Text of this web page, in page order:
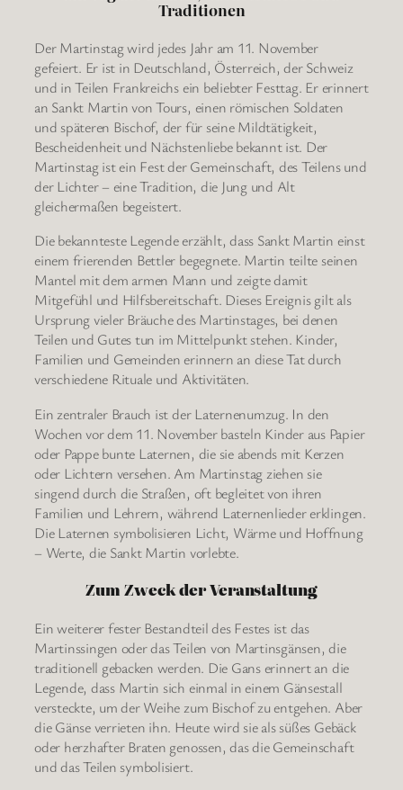
Traditionen
Der Martinstag wird jedes Jahr am 11. November
gefeiert. Er ist in Deutschland, Österreich, der Schweiz
und in Teilen Frankreichs ein beliebter Festtag. Er erinnert
an Sankt Martin von Tours, einen römischen Soldaten
und späteren Bischof, der für seine Mildtätigkeit,
Bescheidenheit und Nächstenliebe bekannt ist. Der
Martinstag ist ein Fest der Gemeinschaft, des Teilens und
der Lichter – eine Tradition, die Jung und Alt
gleichermaßen begeistert.
Die bekannteste Legende erzählt, dass Sankt Martin einst
einem frierenden Bettler begegnete. Martin teilte seinen
Mantel mit dem armen Mann und zeigte damit
Mitgefühl und Hilfsbereitschaft. Dieses Ereignis gilt als
Ursprung vieler Bräuche des Martinstages, bei denen
Teilen und Gutes tun im Mittelpunkt stehen. Kinder,
Familien und Gemeinden erinnern an diese Tat durch
verschiedene Rituale und Aktivitäten.
Ein zentraler Brauch ist der Laternenumzug. In den
Wochen vor dem 11. November basteln Kinder aus Papier
oder Pappe bunte Laternen, die sie abends mit Kerzen
oder Lichtern versehen. Am Martinstag ziehen sie
singend durch die Straßen, oft begleitet von ihren
Familien und Lehrern, während Laternenlieder erklingen.
Die Laternen symbolisieren Licht, Wärme und Hoffnung
– Werte, die Sankt Martin vorlebte.
Zum Zweck der Veranstaltung
Ein weiterer fester Bestandteil des Festes ist das
Martinssingen oder das Teilen von Martinsgänsen, die
traditionell gebacken werden. Die Gans erinnert an die
Legende, dass Martin sich einmal in einem Gänsestall
versteckte, um der Weihe zum Bischof zu entgehen. Aber
die Gänse verrieten ihn. Heute wird sie als süßes Gebäck
oder herzhafter Braten genossen, das die Gemeinschaft
und das Teilen symbolisiert.